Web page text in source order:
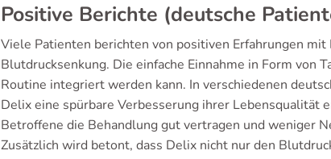
Positive Berichte (deutsche
Viele Patienten berichten von positiven Erfahrungen
Blutdrucksenkung. Die einfache Einnahme in Form von
Routine integriert werden kann. In verschiedenen
Delix eine spürbare Verbesserung ihrer Lebensqualität
Betroffene die Behandlung gut vertragen und weniger
Zusätzlich wird betont, dass Delix nicht nur den